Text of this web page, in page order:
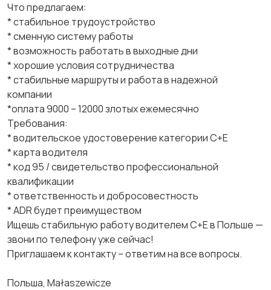
Что предлагаем:
* стабильное трудоустройство
* сменную систему работы
* возможность работать в выходные дни
* хорошие условия сотрудничества
* стабильные маршруты и работа в надежной
компании
*оплата 9000 – 12000 злотых ежемесячно
Требования:
* водительское удостоверение категории C+E
* карта водителя
* код 95 / свидетельство профессиональной
квалификации
* ответственность и добросовестность
* ADR будет преимуществом
Ищешь стабильную работу водителем C+E в Польше —
звони по телефону уже сейчас!
Приглашаем к контакту – ответим на все вопросы.
Польша, Małaszewicze